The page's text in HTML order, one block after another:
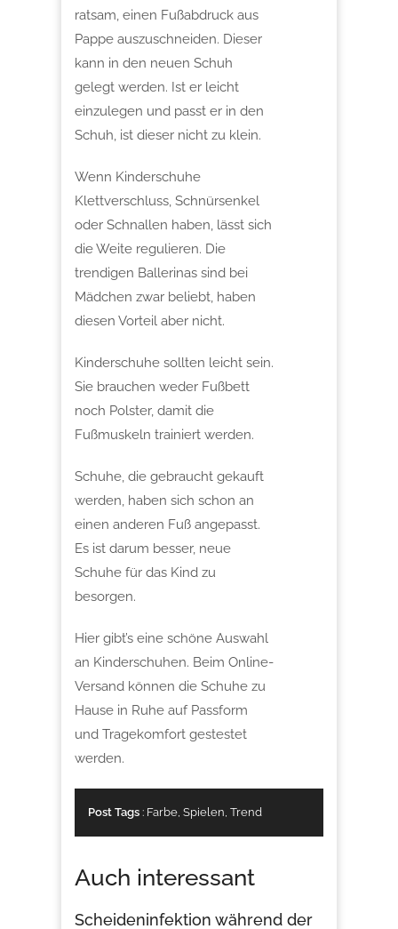
ratsam, einen Fußabdruck aus
Pappe auszuschneiden. Dieser
kann in den neuen Schuh
gelegt werden. Ist er leicht
einzulegen und passt er in den
Schuh, ist dieser nicht zu klein.
Wenn Kinderschuhe
Klettverschluss, Schnürsenkel
oder Schnallen haben, lässt sich
die Weite regulieren. Die
trendigen Ballerinas sind bei
Mädchen zwar beliebt, haben
diesen Vorteil aber nicht.
Kinderschuhe sollten leicht sein.
Sie brauchen weder Fußbett
noch Polster, damit die
Fußmuskeln trainiert werden.
Schuhe, die gebraucht gekauft
werden, haben sich schon an
einen anderen Fuß angepasst.
Es ist darum besser, neue
Schuhe für das Kind zu
besorgen.
Hier gibt’s eine schöne Auswahl
an Kinderschuhen. Beim Online-
Versand können die Schuhe zu
Hause in Ruhe auf Passform
und Tragekomfort gestestet
werden.
Post Tags : Farbe Spielen Trend
Auch interessant
Scheideninfektion während der